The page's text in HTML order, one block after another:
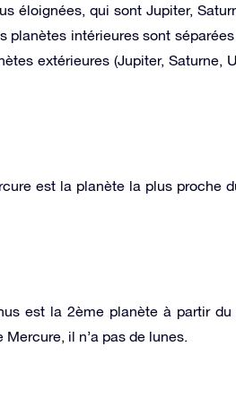
éloignées, qui sont Jupiter,
planètes intérieures sont
extérieures (Jupiter, Saturne,
est la planète la plus proche
est la 2ème planète à partir
Mercure, il n’a pas de lunes.